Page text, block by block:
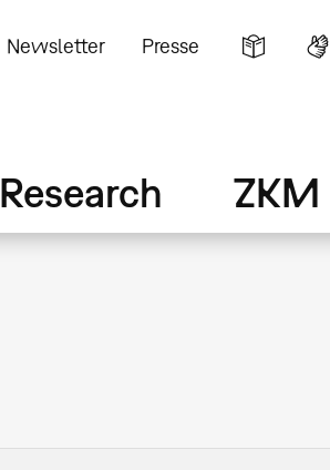
Newsletter Presse
Research ZKM